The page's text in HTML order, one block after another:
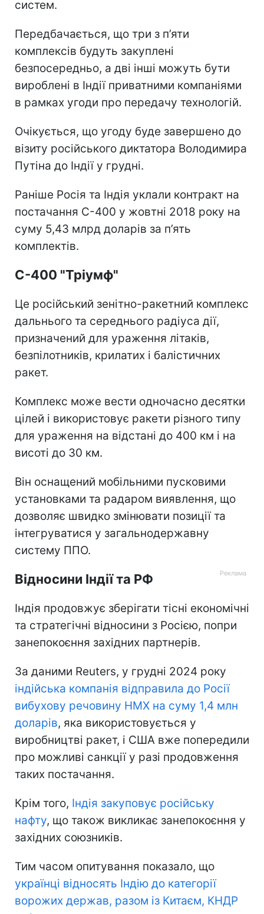
систем.
Передбачається, що три з п’яти
комплексів будуть закуплені
безпосередньо, а дві інші можуть бути
вироблені в Індії приватними компаніями
в рамках угоди про передачу технологій.
Очікується, що угоду буде завершено до
візиту російського диктатора Володимира
Путіна до Індії у грудні.
Раніше Росія та Індія уклали контракт на
постачання С-400 у жовтні 2018 року на
суму 5,43 млрд доларів за п’ять
комплектів.
С-400 "Тріумф"
Це російський зенітно-ракетний комплекс
дальнього та середнього радіуса дії,
призначений для ураження літаків,
безпілотників, крилатих і балістичних
ракет.
Комплекс може вести одночасно десятки
цілей і використовує ракети різного типу
для ураження на відстані до 400 км і на
висоті до 30 км.
Він оснащений мобільними пусковими
установками та радаром виявлення, що
дозволяє швидко змінювати позиції та
інтегруватися у загальнодержавну
систему ППО.
Відносини Індії та РФ
Індія продовжує зберігати тісні економічні
та стратегічні відносини з Росією, попри
занепокоєння західних партнерів.
За даними Reuters, у грудні 2024 року
індійська компанія відправила до Росії
вибухову речовину HMX на суму 1,4 млн
доларів, яка використовується у
виробництві ракет, і США вже попередили
про можливі санкції у разі продовження
таких постачання.
Крім того, Індія закуповує російську
нафту, що також викликає занепокоєння у
західних союзників.
Тим часом опитування показало, що
українці відносять Індію до категорії
ворожих держав, разом із Китаєм, КНДР